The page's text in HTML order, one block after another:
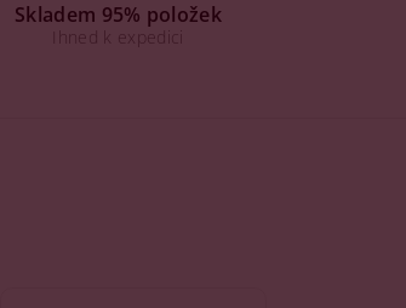
Skladem 95% položek
Ihned k expedici